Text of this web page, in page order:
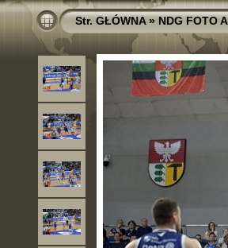
Str. GŁÓWNA»NDG FOTO